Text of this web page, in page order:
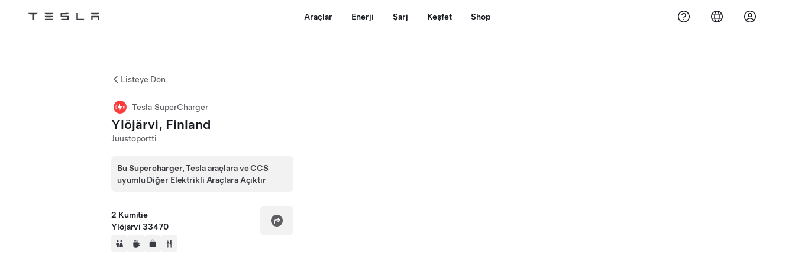
Tesla Araçlar Enerji Şarj Keşfet Shop
Listeye Dön
Tesla SuperCharger
Ylöjärvi, Finland
Juustoportti
Bu Supercharger, Tesla araçlara ve CCS
uyumlu Diğer Elektrikli Araçlara Açıktır
2 Kumitie
Ylöjärvi 33470